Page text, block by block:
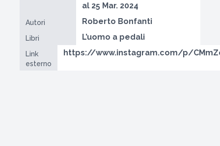
al 25 Mar. 2024
Autori Roberto Bonfanti
Libri L’uomo a pedali
Link
esterno
https://www.instagram.com/p/